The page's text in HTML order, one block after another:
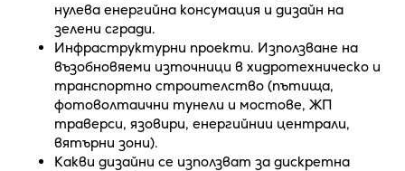
нулева енергийна консумация и дизайн на
зелени сгради.
Инфраструктурни проекти. Използване на
възобновяеми източници в хидротехническо и
транспортно строителство (пътища,
фотоволтаични тунели и мостове, ЖП
траверси, язовири, енергийнии централи,
вятърни зони).
Какви дизайни се използват за дискретна